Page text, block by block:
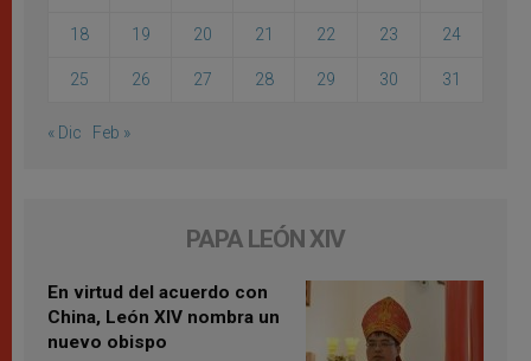
18 19 20 21 22 23 24
25 26 27 28 29 30 31
« Dic Feb »
PAPA LEÓN XIV
En virtud del acuerdo con
China, León XIV nombra un
nuevo obispo